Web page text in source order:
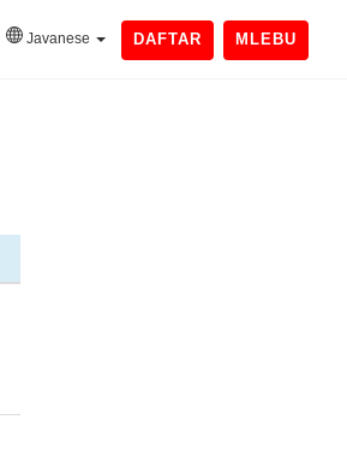
Javanese DAFTAR MLEBU